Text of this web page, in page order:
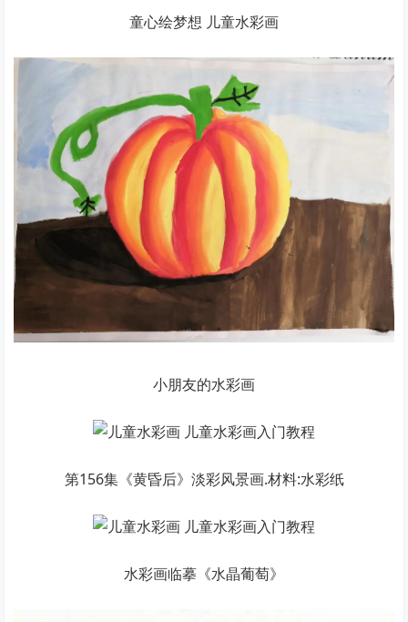
童心绘梦想 儿童水彩画
小朋友的水彩画
第156集《黄昏后》淡彩风景画.材料:水彩纸
水彩画临摹《水晶葡萄》